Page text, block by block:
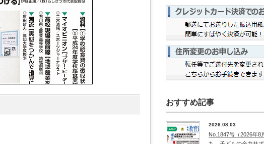
おすすめ記事
2026.08.03
No.1847号（2026年8